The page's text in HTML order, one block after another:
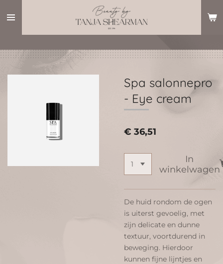
direct
hoofdinhoud
Spa salonnepro
- Eye cream
€ 36,51
In
winkelwagen
De huid rondom de ogen
is uiterst gevoelig, met
zijn delicate en dunne
textuur, voortdurend in
beweging. Hierdoor
kunnen fijne lijntjes en